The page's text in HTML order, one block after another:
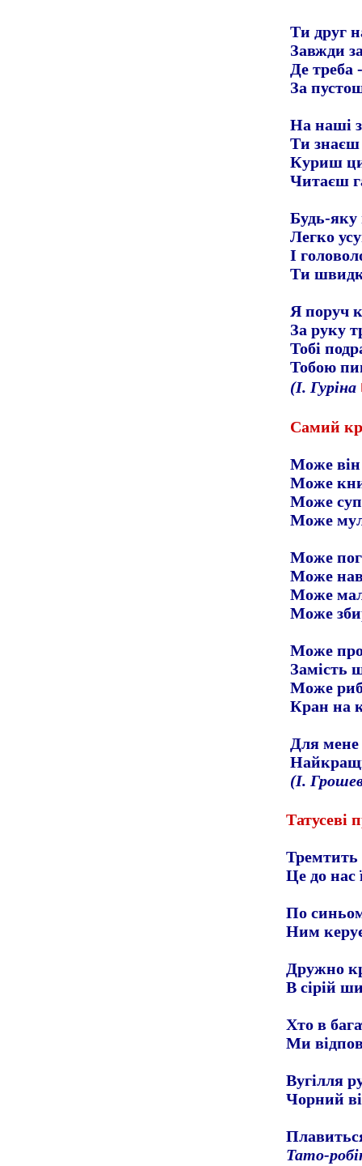
Ти друг
Завжди
Де
За
На наші
Ти знаєш
Куриш
Читаєш
Будь-
Легко
І
Ти
Я поруч
За руку
Тобі
Тобою
(І. Гуріна
Самий
Може він
Може
Може суп
Може
Може
Може
Може
Може
Може
Замість
Може
Кран на
Для мене
(І.
Татусеві
Тремтить
Це до нас
По
Ним
Дружно
В сірій
Хто в
Ми
Вугілля
Чорний
Тато-